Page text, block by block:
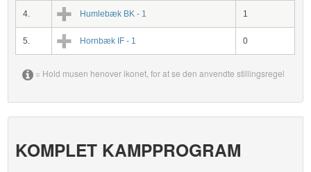
4. Humlebæk BK - 1 1
5. Hornbæk IF - 1 0
= Hold musen henover ikonet, for at se den anvendte stillingsregel
KOMPLET KAMPPROGRAM